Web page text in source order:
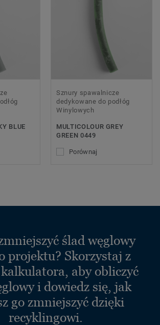
BLUE
Sznury spawalnicze
dedykowane do podłóg
Winylowych
MULTICOLOUR GREY
GREEN 0449
Porównaj
ślad węglowy
projektu? Skorzystaj z
aby obliczyć
i dowiedz się, jak
go zmniejszyć dzięki
recyklingowi.